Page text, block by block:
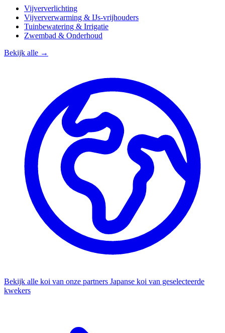
Vijververlichting
Vijververwarming & IJs-vrijhouders
Tuinbewatering & Irrigatie
Zwembad & Onderhoud
Bekijk alle →
Bekijk alle koi van onze partners Japanse koi van geselecteerde
kwekers